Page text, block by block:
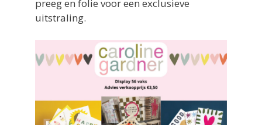
preeg en folie voor een exclusieve
uitstraling.